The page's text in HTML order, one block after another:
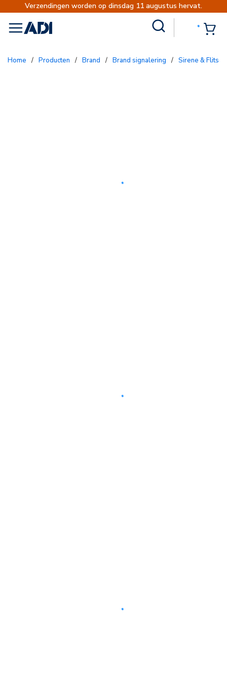
Verzendingen worden op dinsdag 11 augustus hervat.
menu
Home / Producten / Brand / Brand signalering / Sirene &